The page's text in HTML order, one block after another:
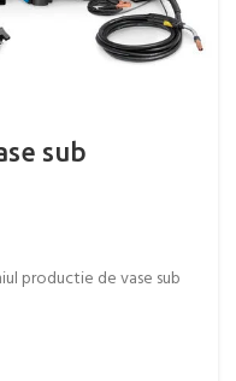
sub
productie de vase sub